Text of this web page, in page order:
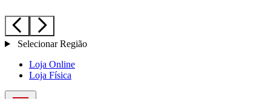
Selecionar Região
Loja Online
Loja Física